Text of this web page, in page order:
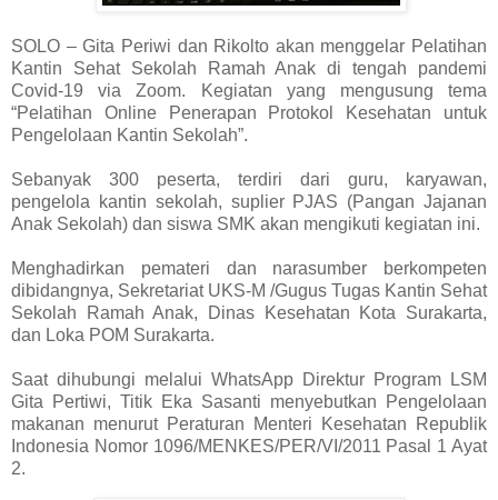
SOLO – Gita Periwi dan Rikolto akan menggelar Pelatihan
Kantin Sehat Sekolah Ramah Anak di tengah pandemi
Covid-19 via Zoom. Kegiatan yang mengusung tema
“Pelatihan Online Penerapan Protokol Kesehatan untuk
Pengelolaan Kantin Sekolah”.
Sebanyak 300 peserta, terdiri dari guru, karyawan,
pengelola kantin sekolah, suplier PJAS (Pangan Jajanan
Anak Sekolah) dan siswa SMK akan mengikuti kegiatan ini.
Menghadirkan pemateri dan narasumber berkompeten
dibidangnya, Sekretariat UKS-M /Gugus Tugas Kantin Sehat
Sekolah Ramah Anak, Dinas Kesehatan Kota Surakarta,
dan Loka POM Surakarta.
Saat dihubungi melalui WhatsApp Direktur Program LSM
Gita Pertiwi, Titik Eka Sasanti menyebutkan Pengelolaan
makanan menurut Peraturan Menteri Kesehatan Republik
Indonesia Nomor 1096/MENKES/PER/VI/2011 Pasal 1 Ayat
2.